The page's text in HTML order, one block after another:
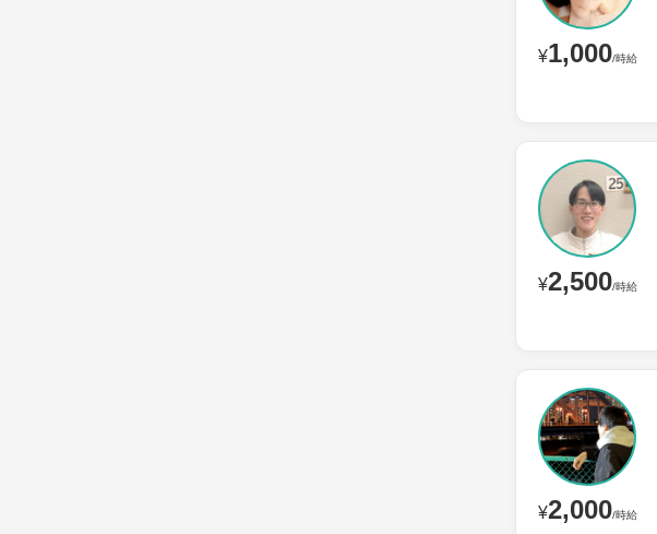
¥1,000/時給
¥2,500/時給
¥2,000/時給